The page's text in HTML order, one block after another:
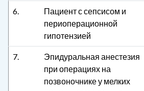
6.
Пациент с сепсисом и
периоперационной
гипотензией
7.
Эпидуральная анестезия
при операциях на
позвоночнике у мелких